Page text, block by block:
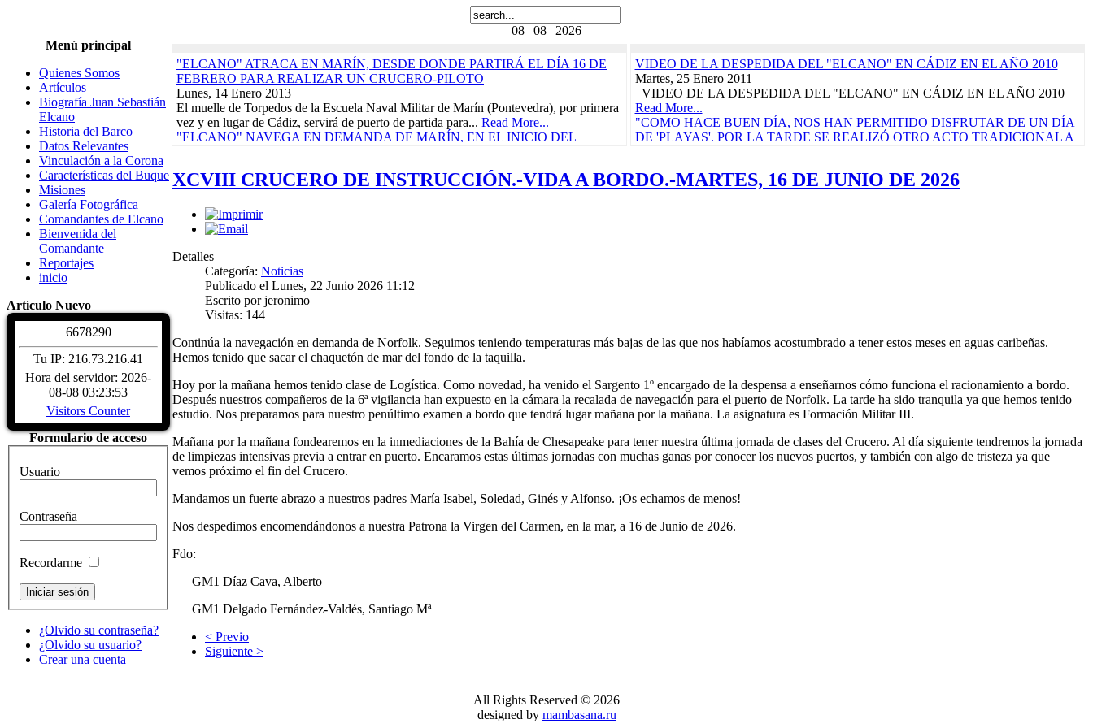
08 | 08 | 2026
Menú principal
Quienes Somos
Artículos
Biografía Juan Sebastián
Elcano
Historia del Barco
Datos Relevantes
Vinculación a la Corona
Características del Buque
Misiones
Galería Fotográfica
Comandantes de Elcano
Bienvenida del
Comandante
Reportajes
inicio
Artículo Nuevo
6678290
Tu IP: 216.73.216.41
Hora del servidor: 2026-
08-08 03:23:53
Visitors Counter
Formulario de acceso
Usuario
Contraseña
Recordarme
¿Olvido su contraseña?
¿Olvido su usuario?
Crear una cuenta
"ELCANO" ATRACA EN MARÍN, DESDE DONDE PARTIRÁ EL DÍA 16 DE
FEBRERO PARA REALIZAR UN CRUCERO-PILOTO
Lunes, 14 Enero 2013
El muelle de Torpedos de la Escuela Naval Militar de Marín (Pontevedra), por primera
vez y en lugar de Cádiz, servirá de puerto de partida para... Read More...
"ELCANO" NAVEGA EN DEMANDA DE MARÍN, EN EL INICIO DEL
El buque-escuela de la Armada Española, "Juan Sebastián de Elcano" zarpó el pasado
Actividades de la Asociación. Jornadas Cívico-Militares
Martes, 10 Enero 2012
EXPOSICIONES, REGATAS Y UN CONCIERTO BENÉFICO PRO-
DAMNIFICADOS TERREMOTOS DE LORCA PROTAGONIZARÁN EL
CALENDARIO DE ACTIVIDADES DURANTE EL...
Biografía Juan Sebastián de Elcano
Sábado, 04 Diciembre 2010
Juan Sebastián de Elcano nació en Guetaria, en la actual provincia de Guipúzcoa,
Características del Buque
Sábado, 04 Diciembre 2010
buque. DATOS HISTÓRICOS. ASTILLEROS: ECHEVARRIETA Y
LARRINAGA (CADIZ)....Read More...
VIDEO DE LA DESPEDIDA DEL "ELCANO" EN CÁDIZ EN EL AÑO 2010
Martes, 25 Enero 2011
VIDEO DE LA DESPEDIDA DEL "ELCANO" EN CÁDIZ EN EL AÑO 2010
Read More...
"COMO HACE BUEN DÍA, NOS HAN PERMITIDO DISFRUTAR DE UN DÍA
DE 'PLAYAS'. POR LA TARDE SE REALIZÓ OTRO ACTO TRADICIONAL A
CARIBE
Viernes, 11 Noviembre 2022
"ELCANO" CAPEA EN AGUAS DE PORTUGAL UN FUERTE TEMPORAL
DENTRO DEL TRÁNSITO MARÍN-CASABLANCA
Lunes, 21 Enero 2013
día 16 de este mes del Muelle de Torpedos de la Escuela Naval...Read More...
XCVIII CRUCERO DE INSTRUCCIÓN.-VIDA A BORDO.-MARTES, 16 DE JUNIO DE 2026
Detalles
Categoría: Noticias
Publicado el Lunes, 22 Junio 2026 11:12
Escrito por jeronimo
Visitas: 144
Continúa la navegación en demanda de Norfolk. Seguimos teniendo temperaturas más bajas de las que nos habíamos acostumbrado a tener estos meses en aguas caribeñas.
Hemos tenido que sacar el chaquetón de mar del fondo de la taquilla.
Hoy por la mañana hemos tenido clase de Logística. Como novedad, ha venido el Sargento 1º encargado de la despensa a enseñarnos cómo funciona el racionamiento a bordo.
Después nuestros compañeros de la 6ª vigilancia han expuesto en la cámara la recalada de navegación para el puerto de Norfolk. La tarde ha sido tranquila ya que hemos tenido
estudio. Nos preparamos para nuestro penúltimo examen a bordo que tendrá lugar mañana por la mañana. La asignatura es Formación Militar III.
Mañana por la mañana fondearemos en la inmediaciones de la Bahía de Chesapeake para tener nuestra última jornada de clases del Crucero. Al día siguiente tendremos la jornada
de limpiezas intensivas previa a entrar en puerto. Encaramos estas últimas jornadas con muchas ganas por conocer los nuevos puertos, y también con algo de tristeza ya que
vemos próximo el fin del Crucero.
Mandamos un fuerte abrazo a nuestros padres María Isabel, Soledad, Ginés y Alfonso. ¡Os echamos de menos!
Nos despedimos encomendándonos a nuestra Patrona la Virgen del Carmen, en la mar, a 16 de Junio de 2026.
Fdo:
GM1 Díaz Cava, Alberto
GM1 Delgado Fernández-Valdés, Santiago Mª
< Previo
Siguiente >
All Rights Reserved © 2026
designed by mambasana.ru